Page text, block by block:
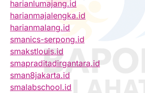
harianlumajang.id
harianmajalengka.id
harianmalang.id
smanics-serpong.id
smakstlouis.id
smapraditadirgantara.id
sman8jakarta.id
smalabschool.id